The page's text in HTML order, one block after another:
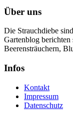
Über uns
Die Strauchdiebe
Gartenblog berichten
Beerensträuchern,
Infos
Kontakt
Impressum
Datenschutz